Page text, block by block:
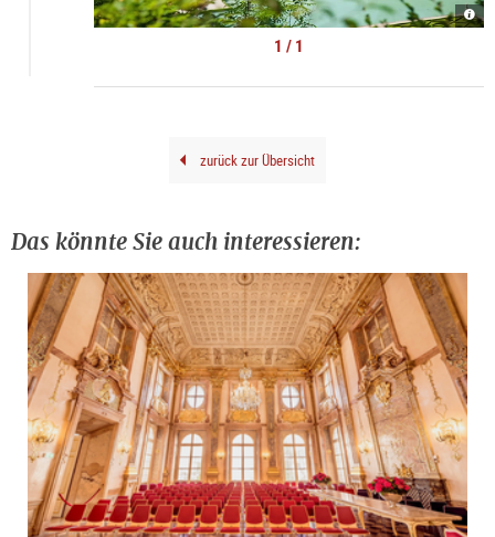
und
1 / 1
zurück zur Übersicht
Das könnte Sie auch interessieren: